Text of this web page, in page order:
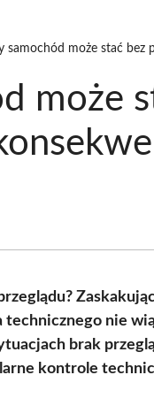
samochód może stać bez
może
technicznego nie
brak
kontrole